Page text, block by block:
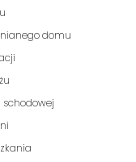
domu
schodowej